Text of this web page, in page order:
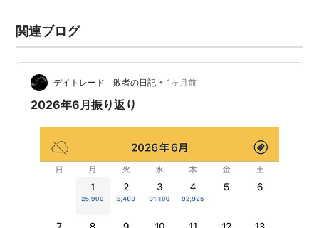
関連ブログ
デイトレード 敗者の日記 • 1ヶ月前
2026年6月振り返り